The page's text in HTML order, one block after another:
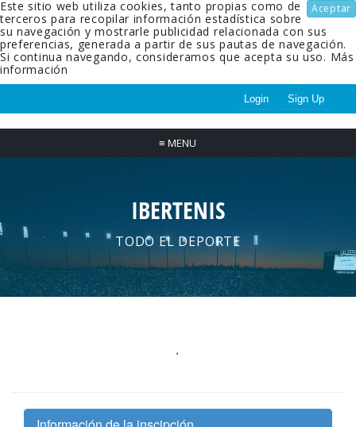
Aceptar
Este sitio web utiliza cookies, tanto propias como de
terceros para recopilar información estadística sobre
su navegación y mostrarle publicidad relacionada con sus
preferencias, generada a partir de sus pautas de navegación.
Si continua navegando, consideramos que acepta su uso. Más
información
Login Sign Up
≡ MENU
IBERTENIS
TODO EL DEPORTE
.